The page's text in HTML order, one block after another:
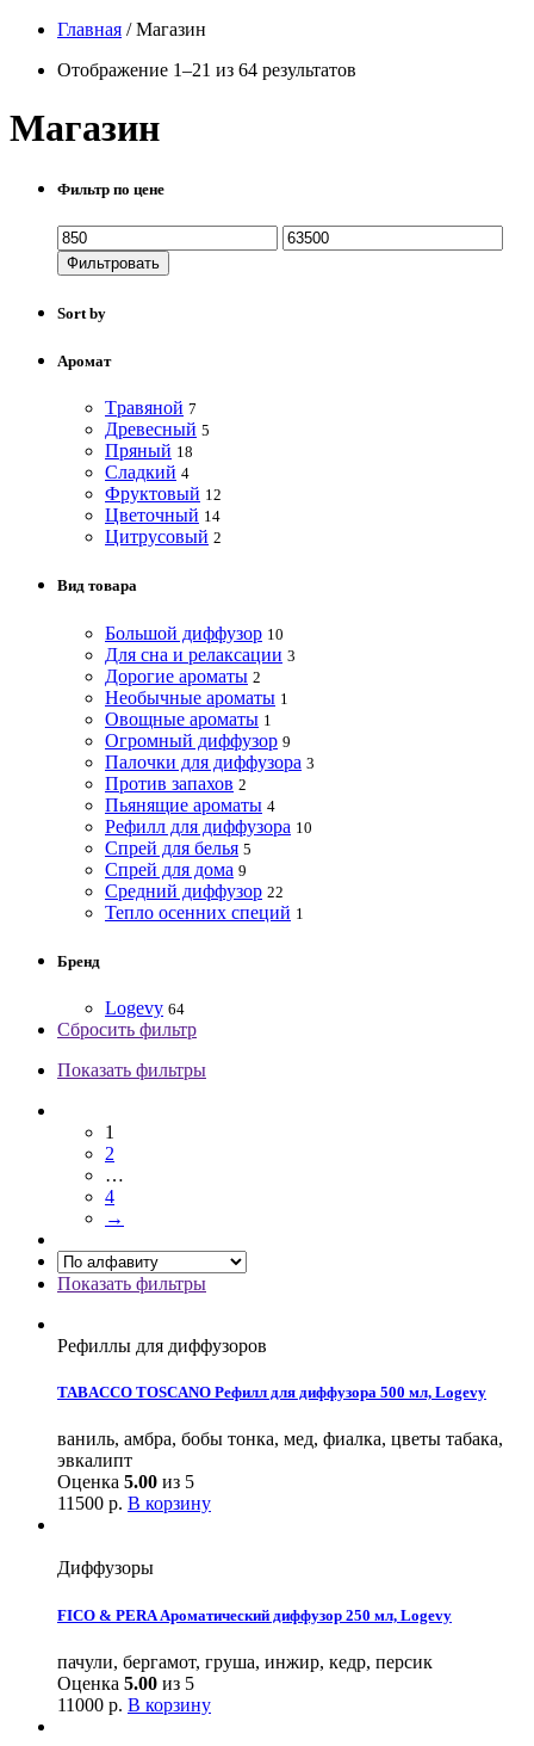
Главная /Магазин
Отображение 1–21 из 64 результатов
Магазин
Фильтр по цене
Фильтровать
Sort by
Аромат
Tравяной 7
Древесный 5
Пряный 18
Сладкий 4
Фруктовый 12
Цветочный 14
Цитрусовый 2
Вид товара
Большой диффузор 10
Для сна и релаксации 3
Дорогие ароматы 2
Необычные ароматы 1
Овощные ароматы 1
Огромный диффузор 9
Палочки для диффузора 3
Против запахов 2
Пьянящие ароматы 4
Рефилл для диффузора 10
Спрей для белья 5
Спрей для дома 9
Средний диффузор 22
Тепло осенних специй 1
Бренд
Logevy 64
Сбросить фильтр
Показать фильтры
1
2
…
4
→
Показать фильтры
Рефиллы для диффузоров
TABACCO TOSCANO Рефилл для диффузора 500 мл, Logevy
ваниль, амбра, бобы тонка, мед, фиалка, цветы табака,
эвкалипт
Оценка 5.00 из 5
11500 р. В корзину
Диффузоры
FICO & PERA Ароматический диффузор 250 мл, Logevy
пачули, бергамот, груша, инжир, кедр, персик
Оценка 5.00 из 5
11000 р. В корзину